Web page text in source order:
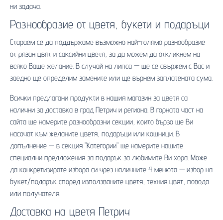
ни задача.
Разнообразие от цветя, букети и подаръци
Стараем се да поддържаме възможно най-голямо разнообразие
от рязан цвят и саксийни цветя, за да можем да откликнем на
всяко Ваше желание. В случай на липса — ще се свържем с Вас и
заедно ще определим замените или ще върнем заплатената сума.
Всички предлагани продукти в нашия магазин за цветя са
налични за доставка в град Петрич и региона. В горната част на
сайта ще намерите разнообразни секции, които бързо ще Ви
насочат към желаните цветя, подаръци или кошници. В
допълнение — в секция "Категории" ще намерите нашите
специални предложения за подарък за любимите Ви хора. Може
да конкретизирате избора си чрез наличните 4 менюта — избор на
букет/подарък според използваните цветя, техния цвят, повода
или получателя.
Доставка на цветя Петрич